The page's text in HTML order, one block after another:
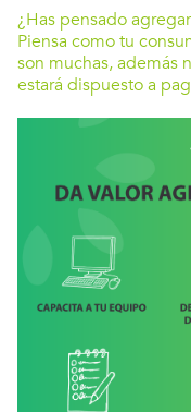
¿Has pensado
Piensa como tu
son muchas, además
estará dispuesto a